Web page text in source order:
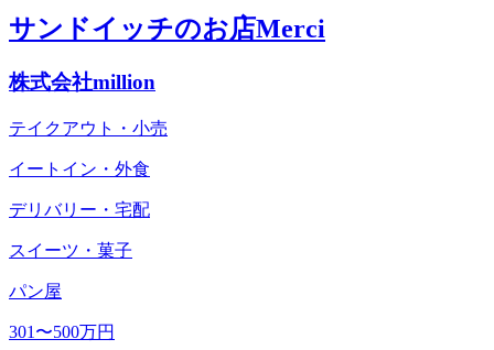
サンドイッチのお店Merci
株式会社million
テイクアウト・小売
イートイン・外食
デリバリー・宅配
スイーツ・菓子
パン屋
301〜500万円